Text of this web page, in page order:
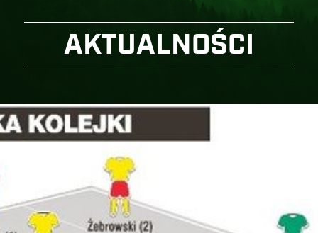
AKTUALNOŚCI